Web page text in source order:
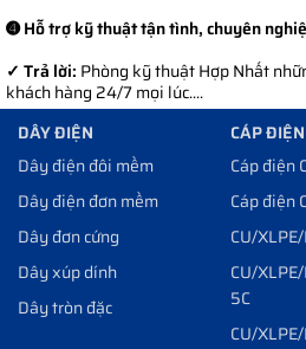
➍ Hỗ trợ kỹ thuật tận tình, chuyên
✓ Trả lời: Phòng kỹ thuật Hợp Nhất
khách hàng 24/7 mọi lúc....
DÂY ĐIỆN
Dây điện đôi mềm
Dây điện đơn mềm
Dây đơn cứng
Dây xúp dính
Dây tròn đặc
CÁP ĐIỆN
Cáp điện
Cáp điện
CU/XLPE/
CU/
5C
CU/